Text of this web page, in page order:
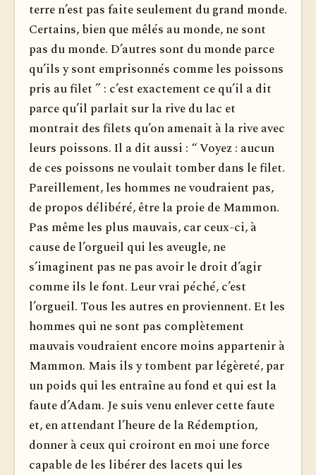
terre n’est pas faite seulement du grand monde.
Certains, bien que mêlés au monde, ne sont
pas du monde. D’autres sont du monde parce
qu’ils y sont emprisonnés comme les poissons
pris au filet ” : c’est exactement ce qu’il a dit
parce qu’il parlait sur la rive du lac et
montrait des filets qu’on amenait à la rive avec
leurs poissons. Il a dit aussi : “ Voyez : aucun
de ces poissons ne voulait tomber dans le filet.
Pareillement, les hommes ne voudraient pas,
de propos délibéré, être la proie de Mammon.
Pas même les plus mauvais, car ceux-ci, à
cause de l’orgueil qui les aveugle, ne
s’imaginent pas ne pas avoir le droit d’agir
comme ils le font. Leur vrai péché, c’est
l’orgueil. Tous les autres en proviennent. Et les
hommes qui ne sont pas complètement
mauvais voudraient encore moins appartenir à
Mammon. Mais ils y tombent par légèreté, par
un poids qui les entraîne au fond et qui est la
faute d’Adam. Je suis venu enlever cette faute
et, en attendant l’heure de la Rédemption,
donner à ceux qui croiront en moi une force
capable de les libérer des lacets qui les